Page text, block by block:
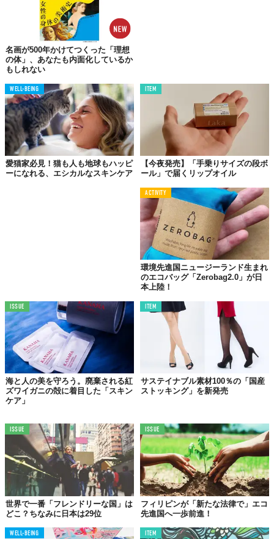
6月21日（水）まで渋谷モディにて開催中のポップアップストア
でも販売中
ひとまずは、公式オンラインストアから詳細をチェックしてみ
て！
『KORU 公式オンラインストア』
https://koru.theshop.jp/
Top image: ©株式会社KORU
TABI LABO
この世界は、もっと広いはずだ。
名画が500年かけてつくった「理想
の体」、あなたも内面化しているか
もしれない
WELL-BEING
愛猫家必見！猫も人も地球もハッピ
ーになれる、エシカルなスキンケア
ITEM
【今夜発売】「手乗りサイズの段ボ
ール」で届くリップオイル
ACTIVITY
環境先進国ニュージーランド生まれ
のエコバッグ「Zerobag2.0」が日
本上陸！
ISSUE
海と人の美を守ろう。廃棄される紅
ズワイガニの殻に着目した「スキン
ケア」
ITEM
サステイナブル素材100％の「国産
ストッキング」を新発売
ISSUE
世界で一番「フレンドリーな国」は
どこ？ちなみに日本は29位
ISSUE
フィリピンが「新たな法律で」エコ
先進国へ一歩前進！
WELL-BEING ITEM